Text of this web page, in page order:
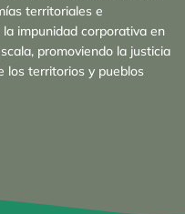
territoriales e
impunidad corporativa en
promoviendo la justicia
los territorios y pueblos